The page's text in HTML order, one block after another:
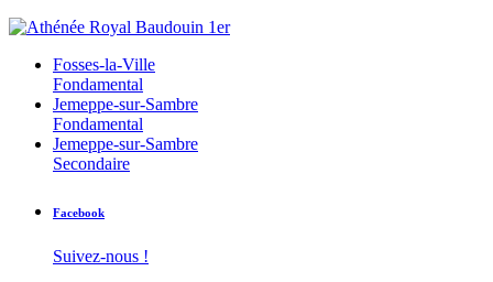
Fosses-la-Ville
Fondamental
Jemeppe-sur-Sambre
Fondamental
Jemeppe-sur-Sambre
Secondaire
Facebook
Suivez-nous !